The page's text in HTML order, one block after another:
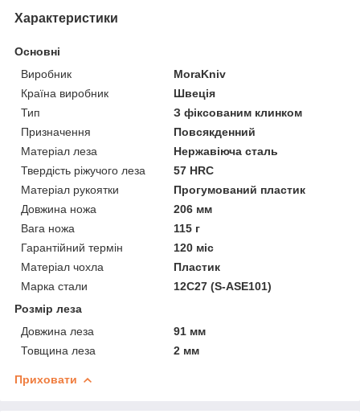
Характеристики
Основні
Виробник
MoraKniv
Країна виробник
Швеція
Тип
З фіксованим клинком
Призначення
Повсякденний
Матеріал леза
Нержавіюча сталь
Твердість ріжучого леза
57 HRC
Матеріал рукоятки
Прогумований пластик
Довжина ножа
206 мм
Вага ножа
115 г
Гарантійний термін
120 міс
Матеріал чохла
Пластик
Марка стали
12C27 (S-ASE101)
Розмір леза
Довжина леза
91 мм
Товщина леза
2 мм
Приховати